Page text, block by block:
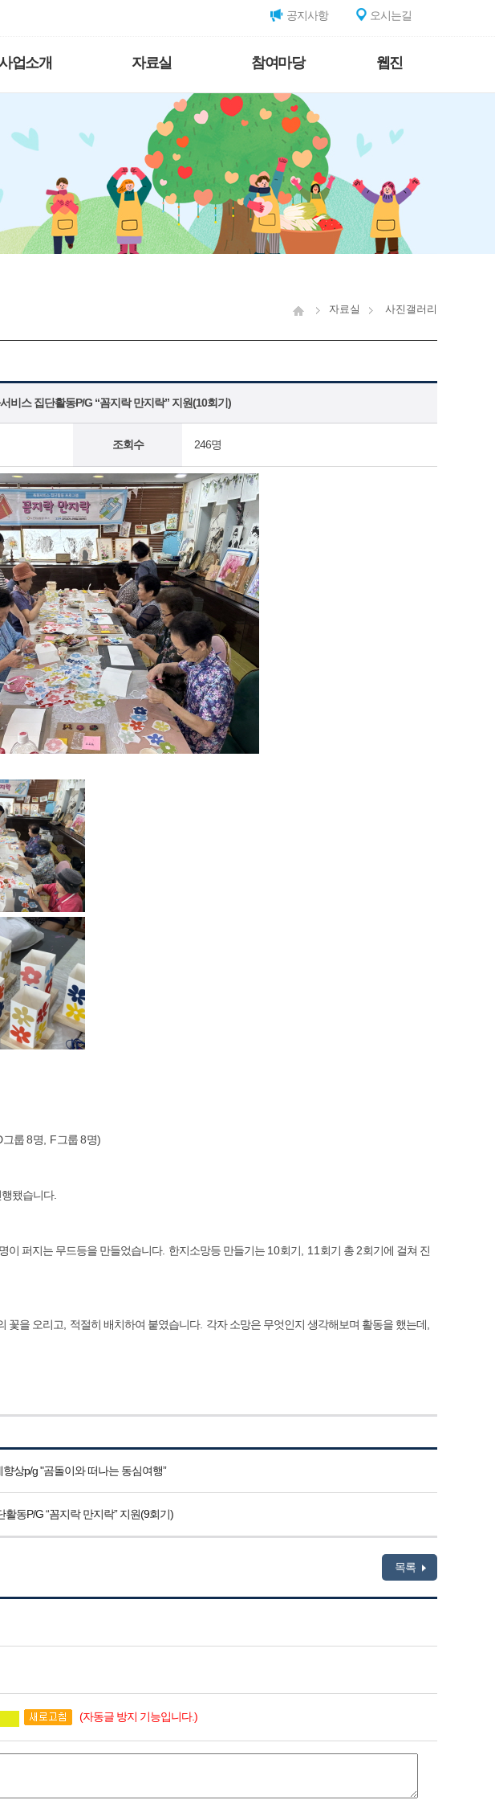
공지사항 오시는길
업소개 자료실 참여마당 웹진
자료실 사진갤러리
비스 집단활동P/G “꼼지락 만지락” 지원(10회기)
조회수 246명
그룹8명 , F그룹8명)
됐습니다.
이 퍼지는 무드등을 만들었습니다. 한지소망등 만들기는 10회기 , 11 회기 총 2회기에 걸쳐 진
꽃을 오리고 적절히 배치하여 붙였습니다. 각자 소망은 무엇인지 생각해보며 활동을 했는데
상p/g "곰돌이와 떠나는 동심여행”
동P/G “꼼지락 만지락” 지원(9회기)
목록
(자동글 방지 기능입니다.)